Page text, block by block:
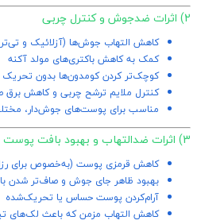
2) اثرات ضدجوش و کنترل چربی
کاهش التهاب جوش‌ها (آزلائیک و
کمک به کاهش باکتری‌های مولد آکنه
کوچک‌تر کردن کومدون‌ها بدون تحریک
کنترل ملایم ترشح چربی و کاهش برق
مناسب برای پوست‌های جوش‌دار،
3) اثرات ضدالتهاب و بهبود بافت پوست
کاهش قرمزی پوست (به‌خصوص برای
بهبود ظاهر جای جوش و صاف‌تر شدن
آرام‌کردن پوست حساس یا تحریک‌شده
کاهش التهاب مزمن که باعث لک‌های